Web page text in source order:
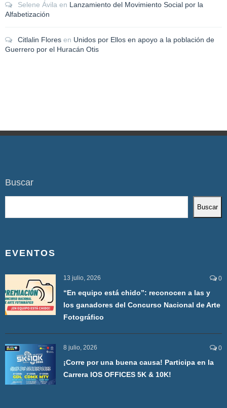
Selene Ávila en Lanzamiento del Movimiento Social por la
Alfabetización
Citlalin Flores en Unidos por Ellos en apoyo a la población de
Guerrero por el Huracán Otis
Buscar
Buscar
EVENTOS
13 julio, 2026 0
“En equipo está chido”: reconocen a las y
los ganadores del Concurso Nacional de Arte
Fotográfico
8 julio, 2026 0
¡Corre por una buena causa! Participa en la
Carrera IOS OFFICES 5K & 10K!